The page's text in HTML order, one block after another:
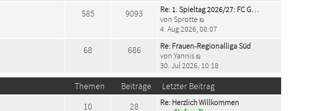
e
t
e
r
B
t
r
585 9093
Re: 1. Spieltag 2026/27: FC G…
von Sprotte
e
e
t
e
r
B
e
4. Aug 2026, 08:07
68 686
Re: Frauen-Regionalliga Süd
von Yannis
e
e
s
t
30. Jul 2026, 10:18
Themen Beiträge Letzter Beitrag
10 28
Re: Herzlich Willkommen